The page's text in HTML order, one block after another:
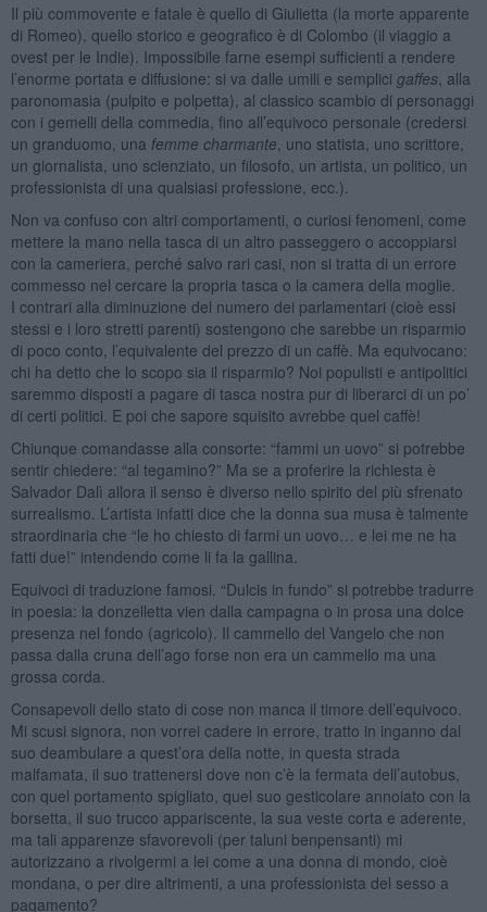
Il più commovente e fatale è quello di Giulietta (la morte apparente
di Romeo), quello storico e geografico è di Colombo (il viaggio a
ovest per le Indie). Impossibile farne esempi sufficienti a rendere
l’enorme portata e diffusione: si va dalle umili e semplici gaffes, alla
paronomasia (pulpito e polpetta), al classico scambio di personaggi
con i gemelli della commedia, fino all’equivoco personale (credersi
un granduomo, una femme charmante , uno statista, uno scrittore,
un giornalista, uno scienziato, un filosofo, un artista, un politico, un
professionista di una qualsiasi professione, ecc.).
Non va confuso con altri comportamenti, o curiosi fenomeni, come
mettere la mano nella tasca di un altro passeggero o accoppiarsi
con la cameriera, perché salvo rari casi, non si tratta di un errore
commesso nel cercare la propria tasca o la camera della moglie.
I contrari alla diminuzione del numero dei parlamentari (cioè essi
stessi e i loro stretti parenti) sostengono che sarebbe un risparmio
di poco conto, l’equivalente del prezzo di un caffè. Ma equivocano:
chi ha detto che lo scopo sia il risparmio? Noi populisti e antipolitici
saremmo disposti a pagare di tasca nostra pur di liberarci di un po’
di certi politici. E poi che sapore squisito avrebbe quel caffè!
Chiunque comandasse alla consorte: “fammi un uovo” si potrebbe
sentir chiedere: “al tegamino?” Ma se a proferire la richiesta è
Salvador Dalì allora il senso è diverso nello spirito del più sfrenato
surrealismo. L’artista infatti dice che la donna sua musa è talmente
straordinaria che “le ho chiesto di farmi un uovo… e lei me ne ha
fatti due!” intendendo come li fa la gallina.
Equivoci di traduzione famosi. “Dulcis in fundo” si potrebbe tradurre
in poesia: la donzelletta vien dalla campagna o in prosa una dolce
presenza nel fondo (agricolo). Il cammello del Vangelo che non
passa dalla cruna dell’ago forse non era un cammello ma una
grossa corda.
Consapevoli dello stato di cose non manca il timore dell’equivoco.
Mi scusi signora, non vorrei cadere in errore, tratto in inganno dal
suo deambulare a quest’ora della notte, in questa strada
malfamata, il suo trattenersi dove non c’è la fermata dell’autobus,
con quel portamento spigliato, quel suo gesticolare annoiato con la
borsetta, il suo trucco appariscente, la sua veste corta e aderente,
ma tali apparenze sfavorevoli (per taluni benpensanti) mi
autorizzano a rivolgermi a lei come a una donna di mondo, cioè
mondana, o per dire altrimenti, a una professionista del sesso a
pagamento?